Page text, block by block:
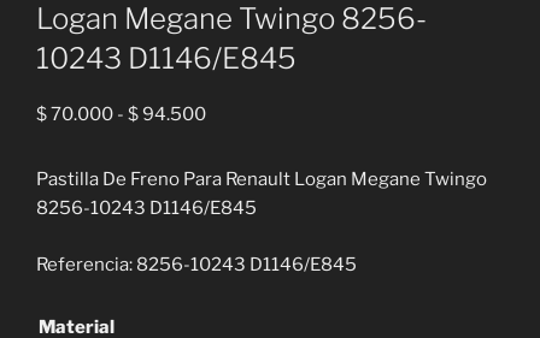
Logan Megane Twingo 8256-
10243 D1146/E845
$70.000 - $94.500Rango
precios:
desde
hasta
Pastilla De Freno Para Renault Logan Megane Twingo
8256-10243 D1146/E845
Referencia: 8256-10243 D1146/E845
Material